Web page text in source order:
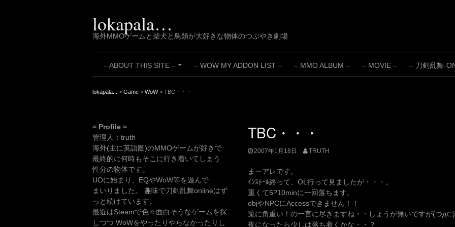
lokapala…
海外MMOゲームと柴犬と鳥類が大好きな物体のつぶやき劇場
+
– ABOUT THIS SITE – – WOW MY ADDON LIST – – MMO ALBUM – – MOVIE – – 刀剣乱舞-
lokapala... > Game > WoW> TBC・・・
TBC・・・
2007年1月18日 TRUTH
まーアレです。
ｲﾝｽﾄｰﾙ終って、OL行って見ましたが・・・。
重くて5?10minに一回落ちます。
objやNPCにAccessできません！！
兎に角重い！の一言に尽きますね・・しょうが無いですが(つд⊂)
夜になったら少しは落ち着くかな・・？
= Profile =
管理人：truth
海外(主に英語圏)のMMOゲームが好きで
最終的に何時もそこに行き着いてしまう
性分の物体です。
UOに始まり、EQやWoW等を遊んで
まいりました。 趣味で刀剣乱舞onlineはず
っと続けています。
最近はSteamで色々面白そうなゲームを探
しつつ WoWをやったりやらなかったりし